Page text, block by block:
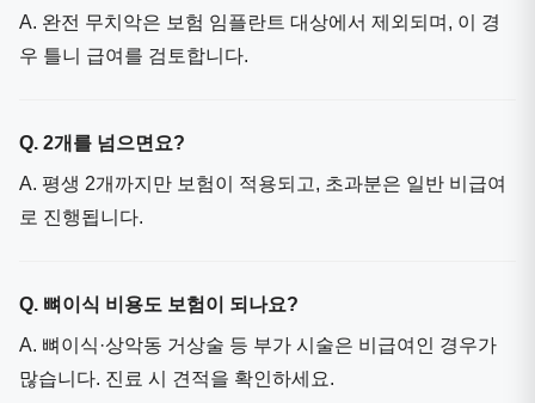
A. 완전 무치악은 보험 임플란트 대상에서 제외되며, 이 경
우 틀니 급여를 검토합니다.
Q. 2개를 넘으면요?
A. 평생 2개까지만 보험이 적용되고, 초과분은 일반 비급여
로 진행됩니다.
Q. 뼈이식 비용도 보험이 되나요?
A. 뼈이식·상악동 거상술 등 부가 시술은 비급여인 경우가
많습니다. 진료 시 견적을 확인하세요.